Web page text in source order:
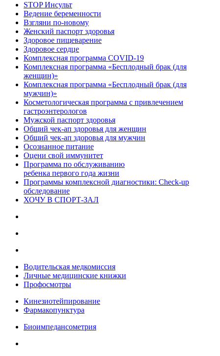
STOP Инсульт
Ведение беременности
Взгляни по-новому
Женский паспорт здоровья
Здоровое пищеварение
Здоровое сердце
Комплексная программа COVID-19
Комплексная программа «Бесплодный брак (для
женщин)»
Комплексная программа «Бесплодный брак (для
мужчин)»
Косметологическая программа с привлечением
гастроэнтерологов
Мужской паспорт здоровья
Общий чек-ап здоровья для женщин
Общий чек-ап здоровья для мужчин
Осознанное питание
Оцени свой иммунитет
Программа по обслуживанию
ребенка первого года жизни
Программы комплексной диагностики: Check-up
обследование
ХОЧУ В CПОРТ-ЗАЛ
Водительская медкомиссия
Личные медицинские книжки
Профосмотры
Кинезиотейпирование
Фармакопунктура
Биоимпедансометрия